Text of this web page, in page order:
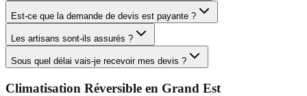
Est-ce que la demande de devis est payante ?
Les artisans sont-ils assurés ?
Sous quel délai vais-je recevoir mes devis ?
Climatisation Réversible en Grand Est